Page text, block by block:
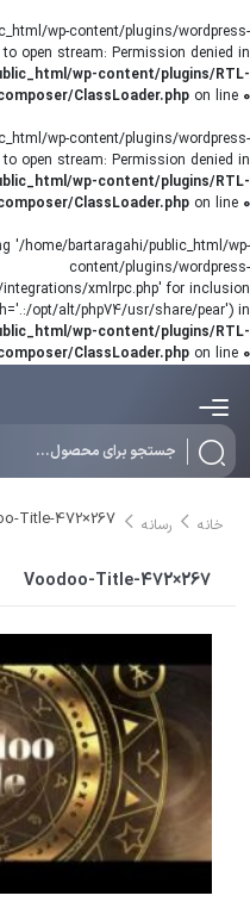
wp-content/plugins/wordpress-
open stream: Permission denied in
wp-content/plugins/RTL-
ClassLoader.php on line 0
wp-content/plugins/wordpress-
open stream: Permission denied in
wp-content/plugins/RTL-
ClassLoader.php on line 0
'/home/bartaragahi/public_html/wp-
content/plugins/wordpress-
xmlrpc.php' for inclusion
opt/alt/php74/usr/share/pear') in
wp-content/plugins/RTL-
ClassLoader.php on line 0
خانه رسانه Title-472×267
Voodoo-Title-472×267